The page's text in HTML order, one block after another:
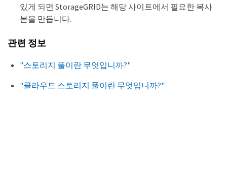
있게 되면 StorageGRID는 해당 사이트에서 필요한 복사
본을 만듭니다.
관련 정보
"스토리지 풀이란 무엇입니까?"
"클라우드 스토리지 풀이란 무엇입니까?"